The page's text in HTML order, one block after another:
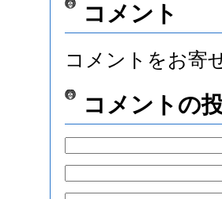
コメント
コメントをお寄
コメントの